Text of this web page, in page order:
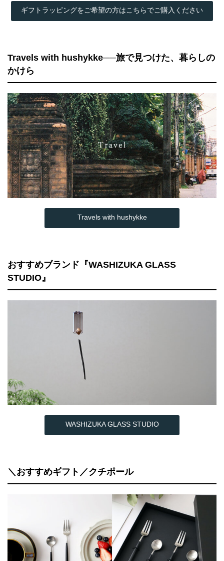
ギフトラッピングをご希望の方はこちらでご購入ください
Travels with hushykke──旅で見つけた、暮らしの
かけら
Travels with hushykke
おすすめブランド『WASHIZUKA GLASS
STUDIO』
WASHIZUKA GLASS STUDIO
＼おすすめギフト／クチポール